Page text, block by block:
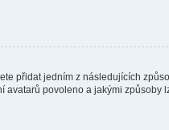
přidat jedním z následujících
povoleno a jakými způsoby